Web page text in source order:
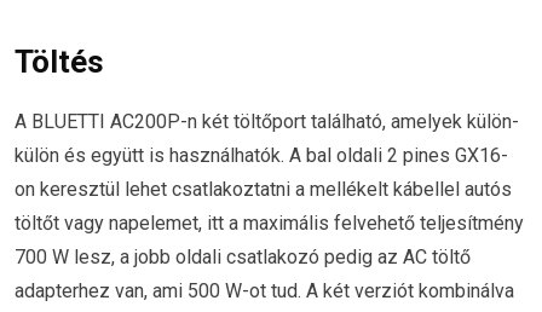
Töltés
A BLUETTI AC200P-n két töltőport található, amelyek külön-
külön és együtt is használhatók. A bal oldali 2 pines GX16-
on keresztül lehet csatlakoztatni a mellékelt kábellel autós
töltőt vagy napelemet, itt a maximális felvehető teljesítmény
700 W lesz, a jobb oldali csatlakozó pedig az AC töltő
adapterhez van, ami 500 W-ot tud. A két verziót kombinálva